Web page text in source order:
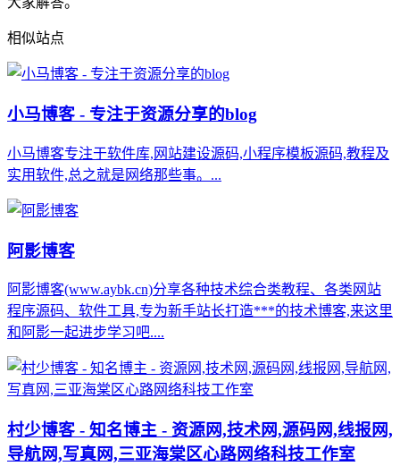
相似站点
小马博客 - 专注于资源分享的blog
小马博客专注于软件库,网站建设源码,小程序模板源码,教程及
实用软件,总之就是网络那些事。...
阿影博客
阿影博客(www.aybk.cn)分享各种技术综合类教程、各类网站
程序源码、软件工具,专为新手站长打造***的技术博客,来这里
和阿影一起进步学习吧....
村少博客 - 知名博主 - 资源网,技术网,源码网,线报网,
导航网,写真网,三亚海棠区心路网络科技工作室